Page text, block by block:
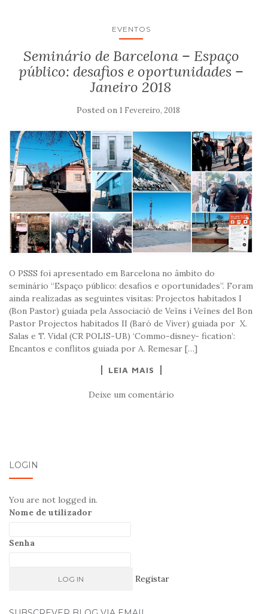
EVENTOS
Seminário de Barcelona – Espaço
público: desafios e oportunidades –
Janeiro 2018
Posted on 1 Fevereiro, 2018
O PSSS foi apresentado em Barcelona no âmbito do
seminário “Espaço público: desafios e oportunidades”. Foram
ainda realizadas as seguintes visitas: Projectos habitados I
(Bon Pastor) guiada pela Associació de Veïns i Veïnes del Bon
Pastor Projectos habitados II (Baró de Viver) guiada por X.
Salas e T. Vidal (CR POLIS-UB) ‘Commo-disney- fication’:
Encantos e conflitos guiada por A. Remesar […]
LEIA MAIS
Deixe um comentário
LOGIN
You are not logged in.
Nome de utilizador
Senha
Registar